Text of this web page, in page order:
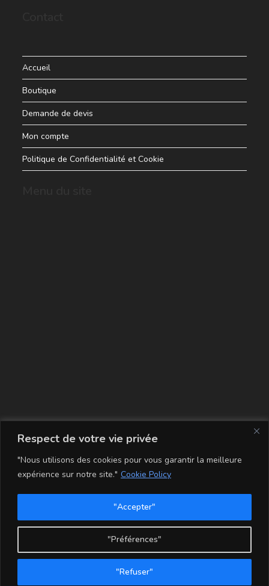
Respect de votre vie privée
"Nous utilisons des cookies pour vous garantir la meilleure
expérience sur notre site." Cookie Policy
"Préférences"
"Refuser"
"Accepter"
Accueil
Boutique
Demande de devis
Mon compte
Politique de Confidentialité et Cookie
La carte
Conditions Générales de Vente Mentions légales
Mon compte
Politique de Confidentialité et Cookie
Copyright - WordPress Theme by OceanWP